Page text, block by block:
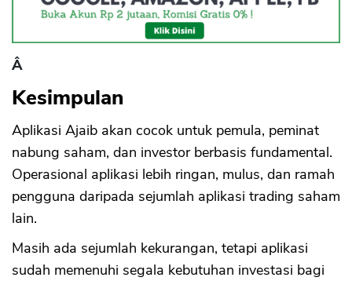
Â
Kesimpulan
Aplikasi Ajaib akan cocok untuk pemula, peminat
nabung saham, dan investor berbasis fundamental.
Operasional aplikasi lebih ringan, mulus, dan ramah
pengguna daripada sejumlah aplikasi trading saham
lain.
Masih ada sejumlah kekurangan, tetapi aplikasi
sudah memenuhi segala kebutuhan investasi bagi